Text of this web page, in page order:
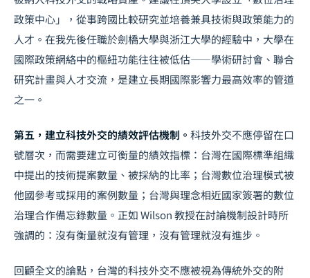
政策中心」，從事跨國比較研究並培養兼具技術與政策能力的
人才。在我先後任職於劍橋大學與浙江大學的經驗中，大學在
國際政策網絡中的樞紐功能往往被低估——學術研討會、聯合
研究計畫與人才交流，是建立長期國際影響力最高效率的管道
之一。
第五，建立科技外交的績效評估機制。 科技外交不應停留在口
號層次，而需要建立可衡量的績效指標：台灣在國際標準組織
中提出的技術提案數量、被採納的比率；台灣數位治理模式被
他國參考或採用的案例數量；台灣與理念相近國家簽署的數位
治理合作備忘錄數量。正如 Wilson 教授在討論機制設計時所
強調的：沒有衡量就沒有管理，沒有管理就沒有進步。
回顧全文的論點，台灣的科技外交不應被視為傳統外交的附